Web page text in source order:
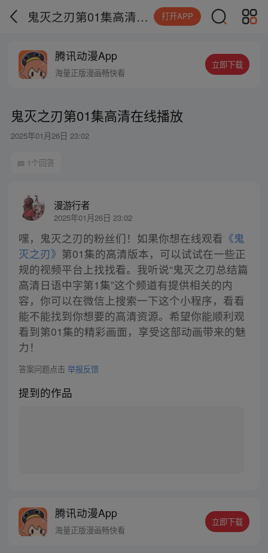
鬼灭之刃第01集高清在线播放 打开APP
腾讯动漫App
海量正版漫画畅快看
立即下载
鬼灭之刃第01集高清在线播放
2025年01月26日 23:02
1个回答
漫游行者
2025年01月26日 23:02
嘿，鬼灭之刃的粉丝们！如果你想在线观看 《鬼
灭之刃》 第01集的高清版本，可以试试在一些正
规的视频平台上找找看。我听说“鬼灭之刃总结篇
高清日语中字第1集”这个频道有提供相关的内
容，你可以在微信上搜索一下这个小程序，看看
能不能找到你想要的高清资源。希望你能顺利观
看到第01集的精彩画面，享受这部动画带来的魅
力！
答案问题点击 举报反馈
提到的作品
腾讯动漫App
海量正版漫画畅快看
立即下载